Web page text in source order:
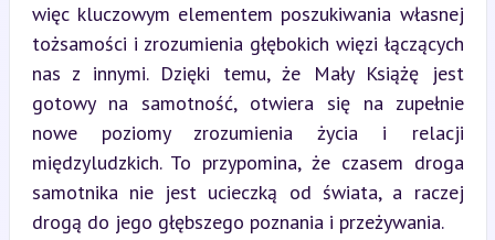
więc kluczowym elementem poszukiwania własnej
tożsamości i zrozumienia głębokich więzi łączących
nas z innymi. Dzięki temu, że Mały Książę jest
gotowy na samotność, otwiera się na zupełnie
nowe poziomy zrozumienia życia i relacji
międzyludzkich. To przypomina, że czasem droga
samotnika nie jest ucieczką od świata, a raczej
drogą do jego głębszego poznania i przeżywania.